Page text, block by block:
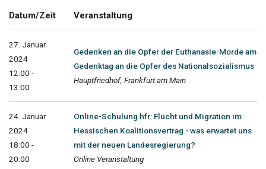
Datum/Zeit Veranstaltung
27. Januar
2024
12:00 -
13:00
Gedenken an die Opfer der Euthanasie-Morde am
Gedenktag an die Opfer des Nationalsozialismus
Hauptfriedhof, Frankfurt am Main
24. Januar
2024
18:00 -
20:00
Online-Schulung hfr: Flucht und Migration im
Hessischen Koalitionsvertrag - was erwartet uns
mit der neuen Landesregierung?
Online Veranstaltung